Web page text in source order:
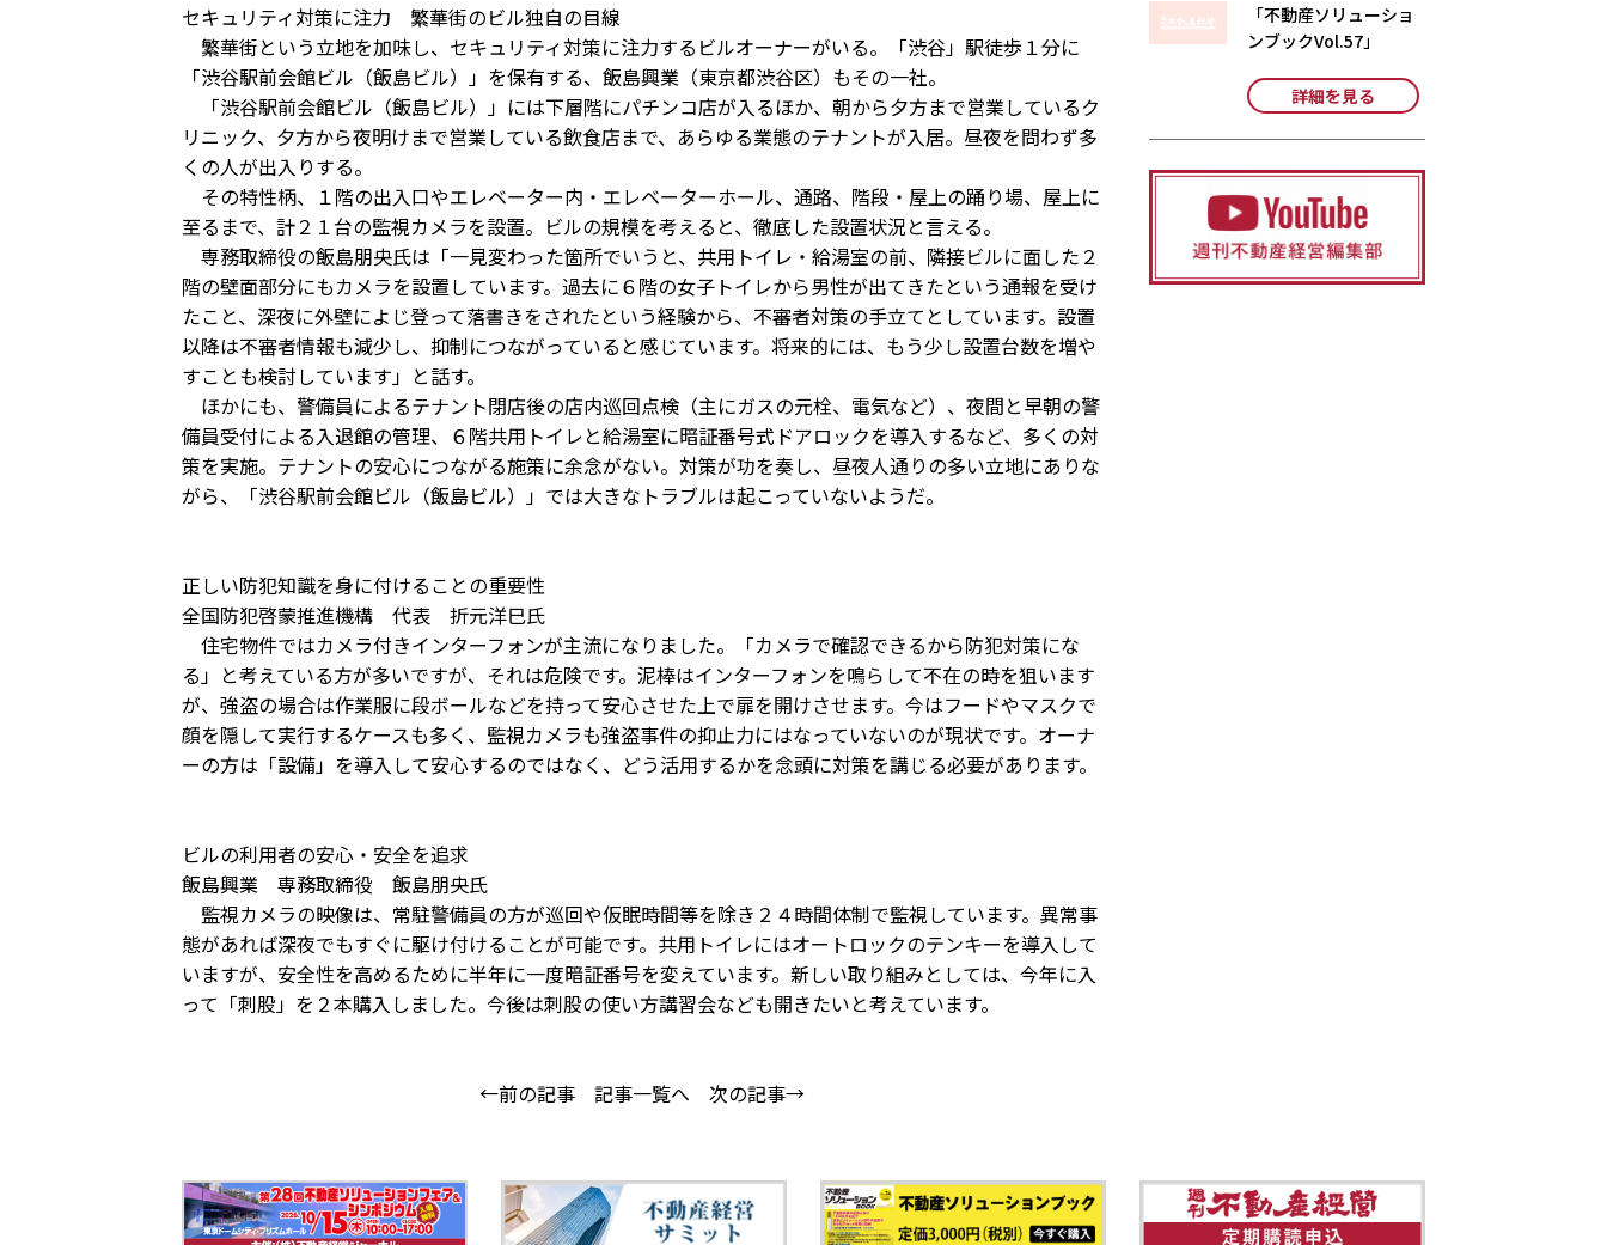
セキュリティ対策に注力 繁華街のビル独自の目線
繁華街という立地を加味し、セキュリティ対策に注力するビルオーナーがいる。「渋谷」駅徒歩１分に
「渋谷駅前会館ビル（飯島ビル）」を保有する、飯島興業（東京都渋谷区）もその一社。
「渋谷駅前会館ビル（飯島ビル）」には下層階にパチンコ店が入るほか、朝から夕方まで営業しているク
リニック、夕方から夜明けまで営業している飲食店まで、あらゆる業態のテナントが入居。昼夜を問わず多
くの人が出入りする。
その特性柄、１階の出入口やエレベーター内・エレベーターホール、通路、階段・屋上の踊り場、屋上に
至るまで、計２１台の監視カメラを設置。ビルの規模を考えると、徹底した設置状況と言える。
専務取締役の飯島朋央氏は「一見変わった箇所でいうと、共用トイレ・給湯室の前、隣接ビルに面した２
階の壁面部分にもカメラを設置しています。過去に６階の女子トイレから男性が出てきたという通報を受け
たこと、深夜に外壁によじ登って落書きをされたという経験から、不審者対策の手立てとしています。設置
以降は不審者情報も減少し、抑制につながっていると感じています。将来的には、もう少し設置台数を増や
すことも検討しています」と話す。
ほかにも、警備員によるテナント閉店後の店内巡回点検（主にガスの元栓、電気など）、夜間と早朝の警
備員受付による入退館の管理、６階共用トイレと給湯室に暗証番号式ドアロックを導入するなど、多くの対
策を実施。テナントの安心につながる施策に余念がない。対策が功を奏し、昼夜人通りの多い立地にありな
がら、「渋谷駅前会館ビル（飯島ビル）」では大きなトラブルは起こっていないようだ。
正しい防犯知識を身に付けることの重要性
全国防犯啓蒙推進機構 代表 折元洋巳氏
住宅物件ではカメラ付きインターフォンが主流になりました。「カメラで確認できるから防犯対策にな
る」と考えている方が多いですが、それは危険です。泥棒はインターフォンを鳴らして不在の時を狙います
が、強盗の場合は作業服に段ボールなどを持って安心させた上で扉を開けさせます。今はフードやマスクで
顔を隠して実行するケースも多く、監視カメラも強盗事件の抑止力にはなっていないのが現状です。オーナ
ーの方は「設備」を導入して安心するのではなく、どう活用するかを念頭に対策を講じる必要があります。
ビルの利用者の安心・安全を追求
飯島興業 専務取締役 飯島朋央氏
監視カメラの映像は、常駐警備員の方が巡回や仮眠時間等を除き２４時間体制で監視しています。異常事
態があれば深夜でもすぐに駆け付けることが可能です。共用トイレにはオートロックのテンキーを導入して
いますが、安全性を高めるために半年に一度暗証番号を変えています。新しい取り組みとしては、今年に入
って「刺股」を２本購入しました。今後は刺股の使い方講習会なども開きたいと考えています。
←前の記事 記事一覧へ 次の記事→
「不動産ソリューショ
ンブックVol.57」
詳細を見る